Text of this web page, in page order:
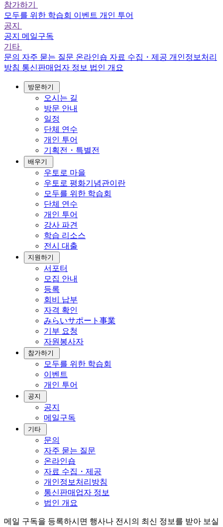
참가하기
모두를 위한 학습회 이벤트 개인 투어
공지
공지 메일구독
기타
문의 자주 묻는 질문 온라인숍 자료 수집・제공 개인정보처리
방침 통신판매업자 정보 법인 개요
방문하기
오시는 길
방문 안내
일정
단체 연수
개인 투어
기획전・특별전
배우기
우토로 마을
우토로 평화기념관이란
모두를 위한 학습회
단체 연수
개인 투어
강사 파견
학습 리소스
전시 대출
지원하기
서포터
모집 안내
등록
회비 납부
자격 확인
みらいサポート事業
기부 요청
자원봉사자
참가하기
모두를 위한 학습회
이벤트
개인 투어
공지
공지
메일구독
기타
문의
자주 묻는 질문
온라인숍
자료 수집・제공
개인정보처리방침
통신판매업자 정보
법인 개요
메일 구독을 등록하시면 행사나 전시의 최신 정보를 받아 보실